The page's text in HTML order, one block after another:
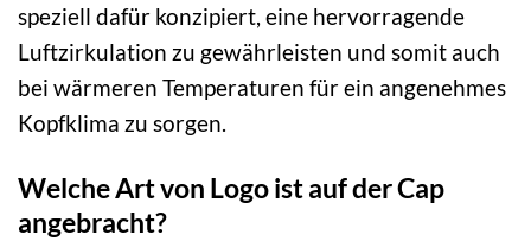
speziell dafür konzipiert, eine hervorragende
Luftzirkulation zu gewährleisten und somit auch
bei wärmeren Temperaturen für ein angenehmes
Kopfklima zu sorgen.
Welche Art von Logo ist auf der Cap
angebracht?